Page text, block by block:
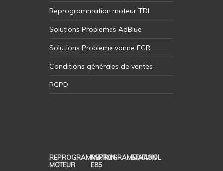
Reprogrammation moteur TDI
Solutions Problemes AdBlue
Solutions Probleme vanne EGR
Conditions générales de ventes
RGPD
REPROGRAMMATION
MOTEUR
REPROGRAMMATION
E85
ETHANOL